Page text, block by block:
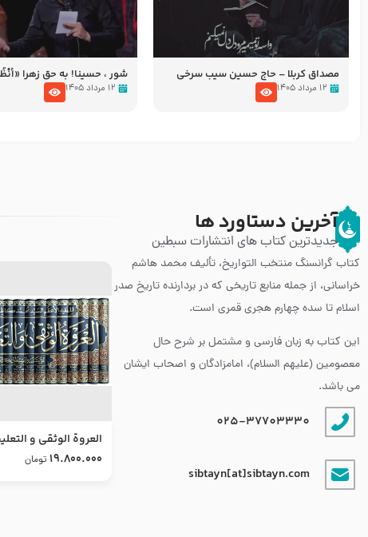
مصداق کربلا – حاج حسین سیب سرخی
۱۲ مرداد ۱۴۰۵
شور ، حسینا! به‌ حق زهرا
عزاداری شب هفتم ماه محرّم 1405
۱۲ مرداد ۱۴۰۵
آخرین دستاورد ها
جدیدترین کتاب های انتشارات سبطین
کتاب گرانسنگ منتخب التواريخ، تألیف محمد هاشم
خراسانی، از جمله منابع تاریخی که در بردارنده تاریخ صدر
اسلام تا سده چهارم هجری قمری است.
این کتاب به زبان فارسی و مشتمل بر شرح حال
معصومین (علیهم السلام)، امامزادگان و اصحاب ایشان
می باشد.
025-37703330
sibtayn[at]sibtayn.com
العروة الوثقى و
طرح جدید
19.800.000 تومان